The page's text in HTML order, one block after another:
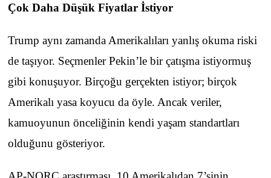
Çok Daha Düşük Fiyatlar İstiyor
Trump aynı zamanda Amerikalıları yanlış okuma riski
de taşıyor. Seçmenler Pekin’le bir çatışma istiyormuş
gibi konuşuyor. Birçoğu gerçekten istiyor; birçok
Amerikalı yasa koyucu da öyle. Ancak veriler,
kamuoyunun önceliğinin kendi yaşam standartları
olduğunu gösteriyor.